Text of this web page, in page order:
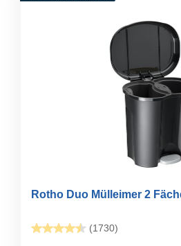
Rotho Duo Mülleimer 2
(1730)